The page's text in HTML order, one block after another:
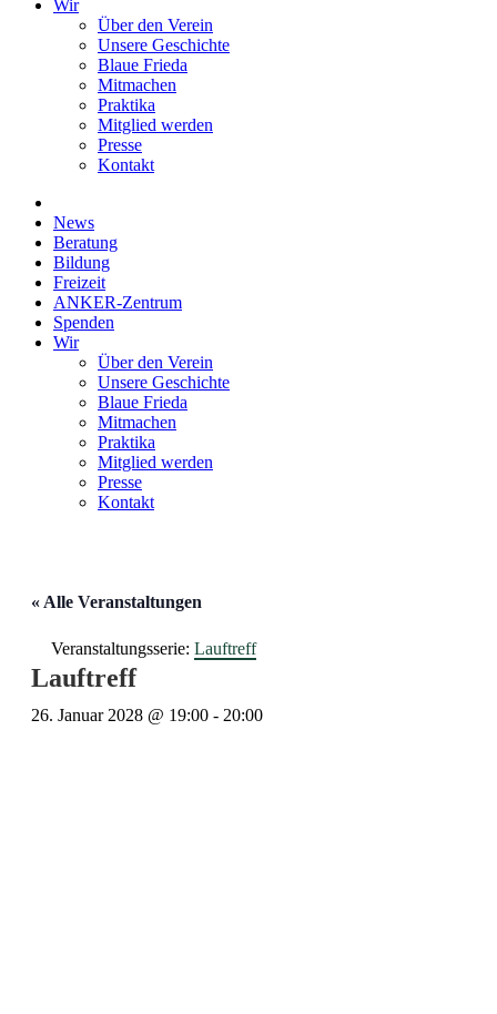
Wir
Über den Verein
Unsere Geschichte
Blaue Frieda
Mitmachen
Praktika
Mitglied werden
Presse
Kontakt
News
Beratung
Bildung
Freizeit
ANKER-Zentrum
Spenden
Wir
Über den Verein
Unsere Geschichte
Blaue Frieda
Mitmachen
Praktika
Mitglied werden
Presse
Kontakt
« Alle Veranstaltungen
Veranstaltungsserie: Lauftreff
Lauftreff
26. Januar 2028 @ 19:00 - 20:00